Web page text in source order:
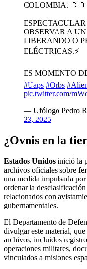
COLOMBIA. 🇨🇴
OBSERVAR A
LIBERANDO O
ELÉCTRICAS.⚡️
ES MOMENTO
#Uaps #Orbs
pic.twitter.com/
— Ufólogo Pedro
23, 2025
¿Ovnis en la
Estados Unidos inició la
archivos oficiales sobre
una medida impulsada
ordenar la
relacionados con
gubernamentales.
El Departamento de
divulgar este material,
archivos, incluidos
operaciones militares,
vinculados a misiones